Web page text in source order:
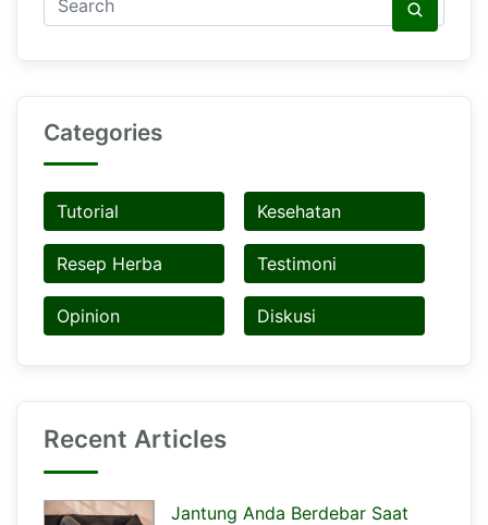
Categories
Tutorial Kesehatan
Resep Herba Testimoni
Opinion Diskusi
Recent Articles
Jantung Anda Berdebar Saat